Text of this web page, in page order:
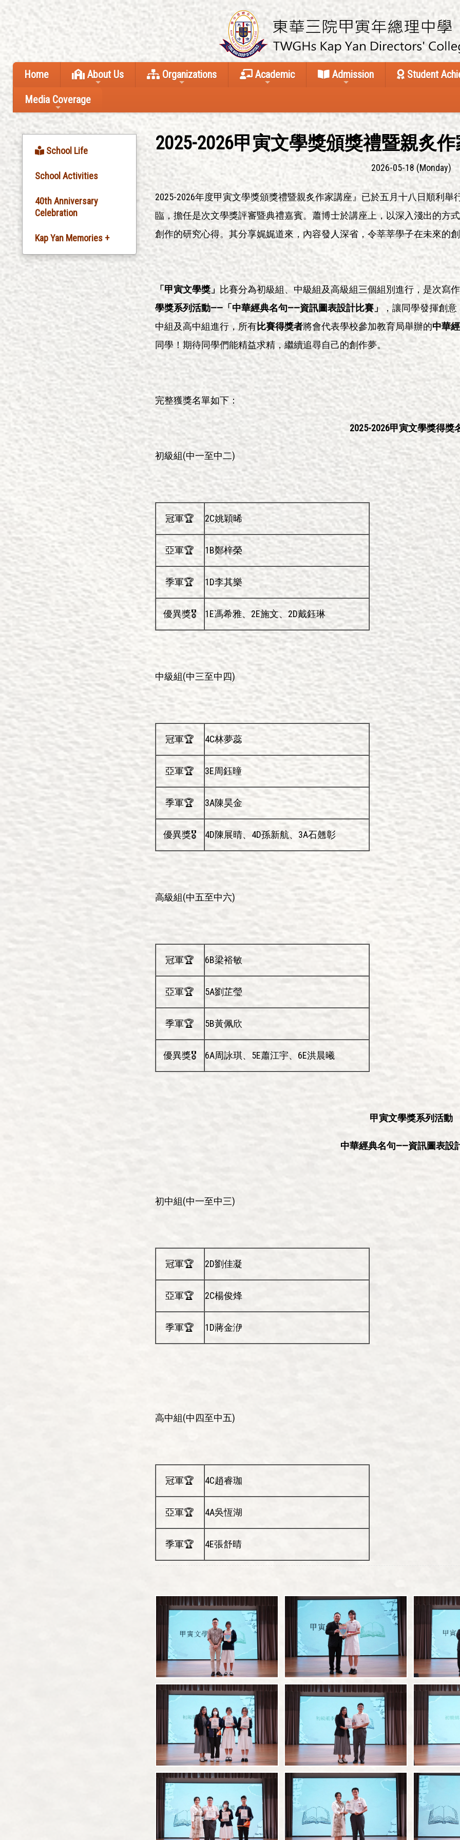
Home About Us Organizations Academic Admission Student
Media Coverage
School Life
School Activities
40th Anniversary
Celebration
Kap Yan Memories +
Silver Jubliee
Celebration
20th Anniversary
Celebration
30th Anniversary
Celebration
35th Anniversary
Celebration
2025-2026甲寅文學獎頒獎禮暨親炙
2026-05-18 (Monday)
2025-2026年度甲寅文學獎頒獎禮暨親炙作家講座』已於五月十八日順利
臨，擔任是次文學獎評審暨典禮嘉賓。蕭博士於講座上，以深入淺出的方
創作的研究心得。其分享娓娓道來，內容發人深省，令莘莘學子在未來的
「甲寅文學獎」
比賽分為初級組、中級組及高級組三個組別進行，是次寫
學獎系列活動——「中華經典名句——資訊圖表設計比賽」
，讓同學發揮創
中組及高中組進行，所有比賽得獎者將會代表學校參加教育局舉辦的中華
同學！期待同學們能精益求精，繼續追尋自己的創作夢。
完整獲獎名單如下：
2025-2026甲寅文學獎得獎
初級組(中一至中二)
冠軍🏆 2C姚穎晞
亞軍🏆 1B鄭梓榮
季軍🏆 1D李其樂
優異獎🎖️ 1E馮希雅、2E施文、2D戴鈺琳
中級組(中三至中四)
冠軍🏆 4C林夢蕊
亞軍🏆 3E周鈺曈
季軍🏆 3A陳昊金
優異獎🎖️ 4D陳展晴、4D孫新航、3A石翹彰
高級組(中五至中六)
冠軍🏆 6B梁裕敏
亞軍🏆 5A劉芷瑩
季軍🏆 5B黃佩欣
優異獎🎖️ 6A周詠琪、5E蕭江宇、6E洪晨曦
甲寅文學獎系列活動
中華經典名句——資訊圖表設
初中組(中一至中三)
冠軍🏆 2D劉佳凝
亞軍🏆 2C楊俊烽
季軍🏆 1D蔣金洢
高中組(中四至中五)
冠軍🏆 4C趙睿珈
亞軍🏆 4A吳恆湖
季軍🏆 4E張舒晴